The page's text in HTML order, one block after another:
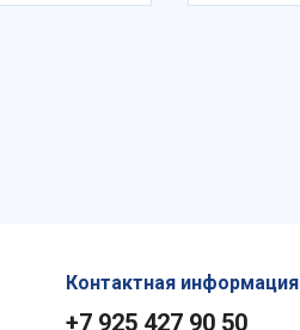
Контактная информация
+7 925 427 90 50